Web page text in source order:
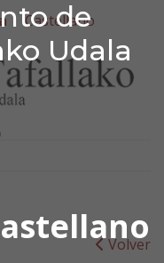
de
Udala
de
Castellano
Volver